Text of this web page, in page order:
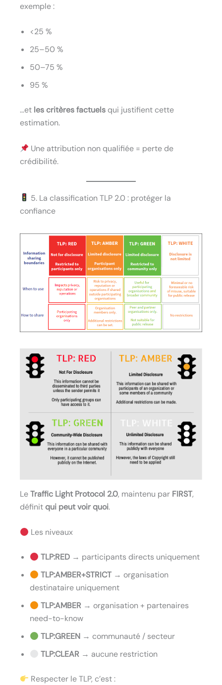
exemple :
<25 %
25–50 %
50–75 %
95 %
…et les critères factuels qui justifient cette
estimation.
Une attribution non qualifiée = perte de
crédibilité.
5. La classification TLP 2.0 : protéger la
confiance
LeTraffic Light Protocol 2.0, maintenu par FIRST,
définitqui peut voir quoi.
Les niveaux
TLP:RED → participants directs uniquement
TLP:AMBER+STRICT → organisation
destinataire uniquement
TLP:AMBER → organisation + partenaires
need-to-know
TLP:GREEN → communauté / secteur
TLP:CLEAR → aucune restriction
Respecter le TLP, c’est :